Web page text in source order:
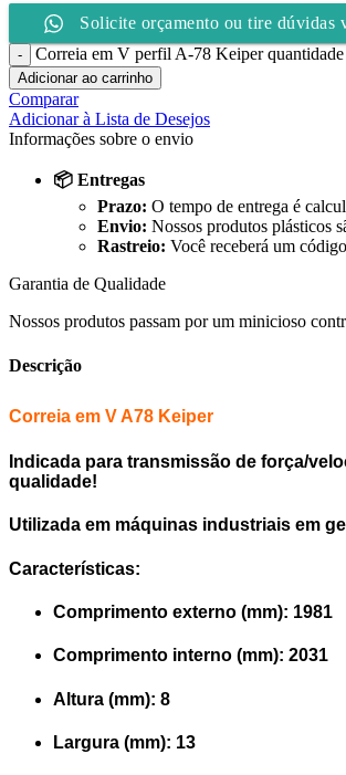
Solicite orçamento ou tire dúvidas
Correia em V perfil A-78 Keiper quantidade
Adicionar ao carrinho
Comparar
Adicionar à Lista de Desejos
Informações sobre o envio
📦 Entregas
Prazo: O tempo de entrega é
Envio: Nossos produtos plásticos
Rastreio: Você receberá um
Garantia de Qualidade
Nossos produtos passam por um minicioso
Descrição
Correia em V A78 Keiper
Indicada para transmissão de força/
qualidade!
Utilizada em máquinas industriais em
Características:
Comprimento externo (mm): 1981
Comprimento interno (mm): 2031
Altura (mm): 8
Largura (mm): 13